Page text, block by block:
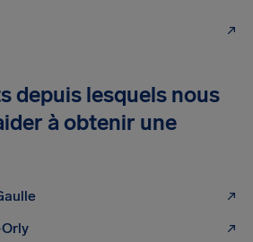
depuis lesquels nous
à obtenir une